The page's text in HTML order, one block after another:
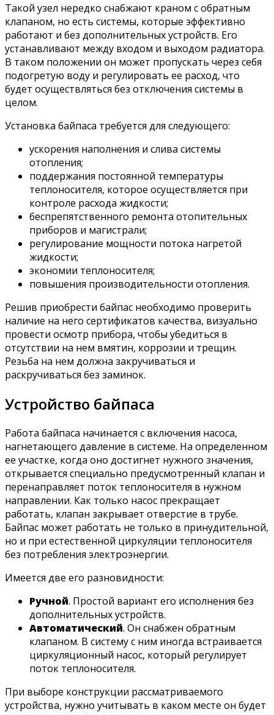
Такой узел нередко снабжают краном с обратным
клапаном, но есть системы, которые эффективно
работают и без дополнительных устройств. Его
устанавливают между входом и выходом радиатора.
В таком положении он может пропускать через себя
подогретую воду и регулировать ее расход, что
будет осуществляться без отключения системы в
целом.
Установка байпаса требуется для следующего:
ускорения наполнения и слива системы
отопления;
поддержания постоянной температуры
теплоносителя, которое осуществляется при
контроле расхода жидкости;
беспрепятственного ремонта отопительных
приборов и магистрали;
регулирование мощности потока нагретой
жидкости;
экономии теплоносителя;
повышения производительности отопления.
Решив приобрести байпас необходимо проверить
наличие на него сертификатов качества, визуально
провести осмотр прибора, чтобы убедиться в
отсутствии на нем вмятин, коррозии и трещин.
Резьба на нем должна закручиваться и
раскручиваться без заминок.
Устройство байпаса
Работа байпаса начинается с включения насоса,
нагнетающего давление в системе. На определенном
ее участке, когда оно достигнет нужного значения,
открывается специально предусмотренный клапан и
перенаправляет поток теплоносителя в нужном
направлении. Как только насос прекращает
работать, клапан закрывает отверстие в трубе.
Байпас может работать не только в принудительной,
но и при естественной циркуляции теплоносителя
без потребления электроэнергии.
Имеется две его разновидности:
Ручной. Простой вариант его исполнения без
дополнительных устройств.
Автоматический. Он снабжен обратным
клапаном. В систему с ним иногда встраивается
циркуляционный насос, который регулирует
поток теплоносителя.
При выборе конструкции рассматриваемого
устройства, нужно учитывать в каком месте он будет